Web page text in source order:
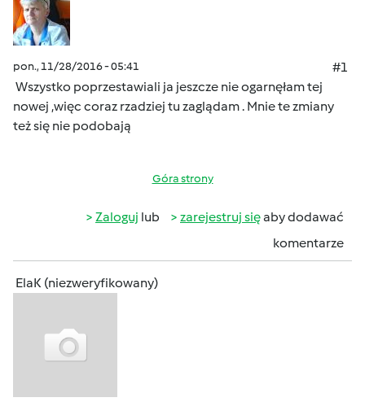
pon., 11/28/2016 - 05:41
#1
Wszystko poprzestawiali ja jeszcze nie ogarnęłam tej
nowej ,więc coraz rzadziej tu zaglądam . Mnie te zmiany
też się nie podobają
Góra strony
Zaloguj lub zarejestruj sięaby dodawać
komentarze
ElaK (niezweryfikowany)